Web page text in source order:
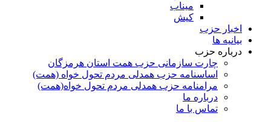
میناب
کیش
اخبار حزب
بیانیه ها
درباره حزب
چارت سازمانی حزب همت استان هرمزگان
اساسنامه حزب همدلی مردم تحول خواه (همت)
مرامنامه حزب همدلی مردم تحول خواه(همت)
درباره ما
تماس با ما